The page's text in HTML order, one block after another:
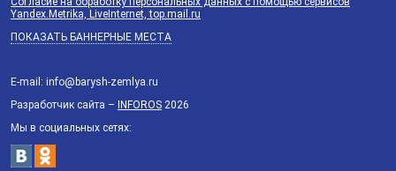
Yandex.Metrika, LiveInternet, top.mail.ru
ПОКАЗАТЬ БАННЕРНЫЕ МЕСТА
E-mail: info@barysh-zemlya.ru
Разработчик сайта – INFOROS 2026
Мы в социальных сетях: